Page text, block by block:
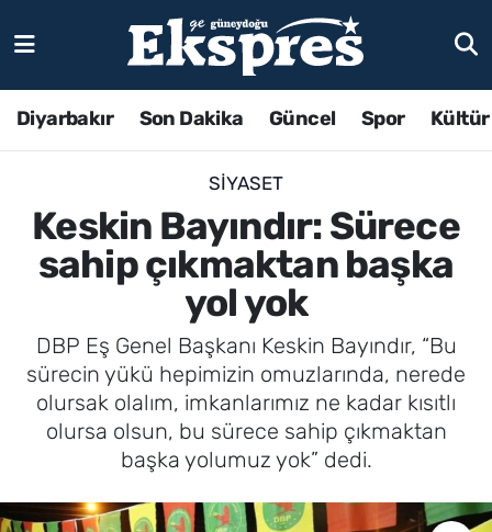
Diyarbakır Son Dakika Güncel Spor
SIYASET
Keskin Bayındır: Sürece
sahip çıkmaktan başka
yol yok
DBP Eş Genel Başkanı Keskin Bayındır, “Bu
sürecin yükü hepimizin omuzlarında, nerede
olursak olalım, imkanlarımız ne kadar kısıtlı
olursa olsun, bu sürece sahip çıkmaktan
başka yolumuz yok” dedi.